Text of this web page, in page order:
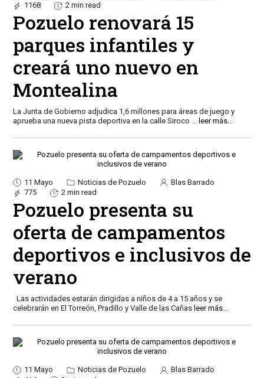
1168
2 min read
Pozuelo renovará 15
parques infantiles y
creará uno nuevo en
Montealina
La Junta de Gobierno adjudica 1,6 millones para áreas de juego y
aprueba una nueva pista deportiva en la calle Siroco
leer más...
11 Mayo Noticias de Pozuelo
Blas Barrado
775
2 min read
Pozuelo presenta su
oferta de campamentos
deportivos e inclusivos de
verano
Las actividades estarán dirigidas a niños de 4 a 15 años y se
celebrarán en El Torreón, Pradillo y Valle de las Cañas leer más...
11 Mayo Noticias de Pozuelo
Blas Barrado